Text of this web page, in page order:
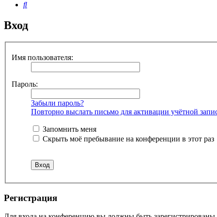
Поиск
Вход
Имя пользователя:
Пароль:
Забыли пароль?
Повторно выслать письмо для активации учётной
Запомнить меня
Скрыть моё пребывание на конференции в этот раз
Регистрация